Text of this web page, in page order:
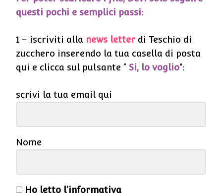
questi pochi e semplici passi:
1 – iscriviti alla news letter di Teschio di
zucchero inserendo la tua casella di posta
qui e clicca sul pulsante ” Si, lo voglio“:
scrivi la tua email qui
Nome
Ho letto l’informativa